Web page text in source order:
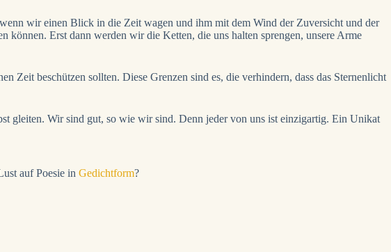
wir einen Blick in die Zeit wagen und ihm mit dem Wind der Zuversicht und der
können. Erst dann werden wir die Ketten, die uns halten sprengen, unsere Arme
Zeit beschützen sollten. Diese Grenzen sind es, die verhindern, dass das Sternenlicht
gleiten. Wir sind gut, so wie wir sind. Denn jeder von uns ist einzigartig. Ein Unikat
auf Poesie in Gedichtform?